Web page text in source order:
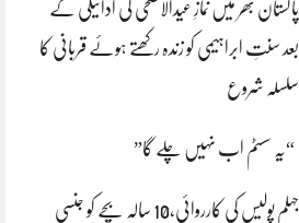
پاکستان بھر میں نمازِ عیدالاضحی کی ادائیگی کے
بعد سنتِ ابراہیمی کو زندہ رکھتے ہوئے قربانی کا
سلسلہ شروع
“یہ سسٹم اب نہیں چلے گا”
جہلم پولیس کی کارروائی،10 سالہ بچے کو جنسی